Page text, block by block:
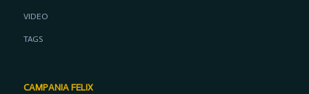
VIDEO
TAGS
CAMPANIA FELIX